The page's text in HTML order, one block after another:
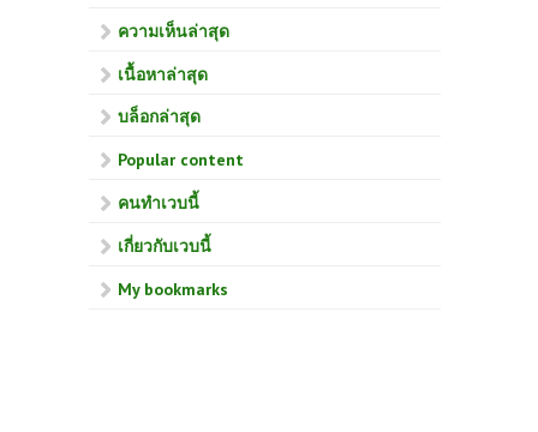
ความเห็นล่าสุด
เนื้อหาล่าสุด
บล็อกล่าสุด
Popular content
คนทำเวบนี้
เกี่ยวกับเวบนี้
My bookmarks